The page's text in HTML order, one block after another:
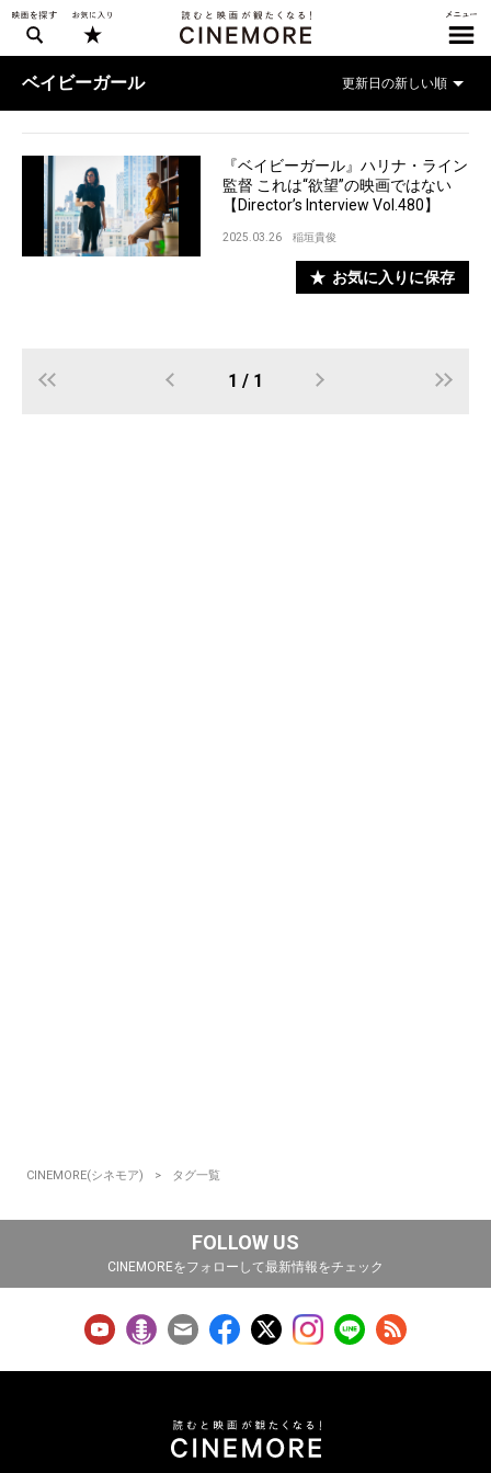
ベイビーガール
『ベイビーガール』ハリナ・ライン
監督 これは“欲望”の映画ではない
【Director’s Interview Vol.480】
2025.03.26 稲垣貴俊
お気に入りに保存
1 / 1
CINEMORE(シネモア) タグ一覧
FOLLOW US
CINEMOREをフォローして最新情報をチェック